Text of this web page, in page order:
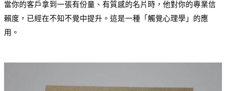
當你的客戶拿到一張有份量、有質感的名片時，他對你的專業信
賴度，已經在不知不覺中提升。這是一種「觸覺心理學」的應
用。